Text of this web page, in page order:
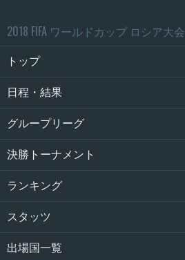
2018 FIFA ワールドカップ ロシア大会
トップ
日程・結果
グループリーグ
決勝トーナメント
ランキング
スタッツ
出場国一覧